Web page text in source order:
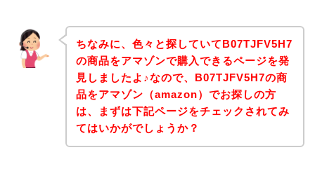
ちなみに、色々と探していてB07TJFV5H7
の商品をアマゾンで購入できるページを発
見しましたよ♪なので、B07TJFV5H7の商
品をアマゾン（amazon）でお探しの方
は、まずは下記ページをチェックされてみ
てはいかがでしょうか？